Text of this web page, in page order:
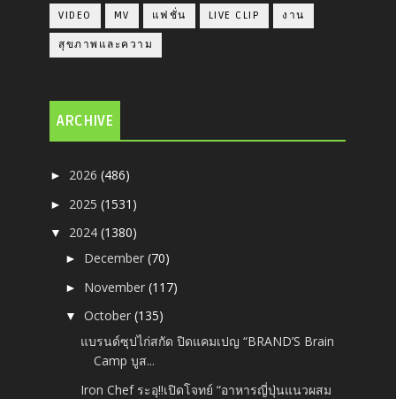
VIDEO MV แฟชั่น LIVE CLIP งาน
สุขภาพและความ
ARCHIVE
► 2026(486)
► 2025(1531)
▼ 2024(1380)
► December(70)
► November(117)
▼October(135)
แบรนด์ซุปไก่สกัด ปิดแคมเปญ “BRAND’S Brain
Camp บูส...
Iron Chef ระอุ!!เปิดโจทย์ “อาหารญี่ปุ่นแนวผสม